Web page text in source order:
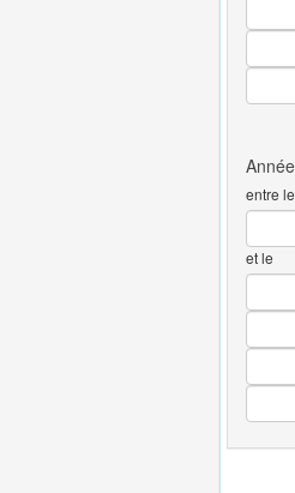
entre le
et le